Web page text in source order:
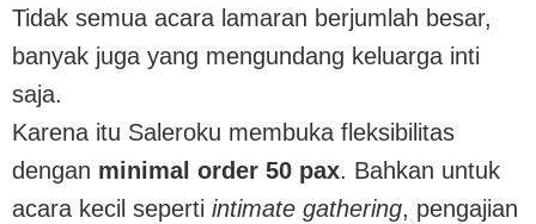
Tidak semua acara lamaran berjumlah besar,
banyak juga yang mengundang keluarga inti
saja.
Karena itu Saleroku membuka fleksibilitas
dengan minimal order 50 pax. Bahkan untuk
acara kecil seperti intimate gathering, pengajian